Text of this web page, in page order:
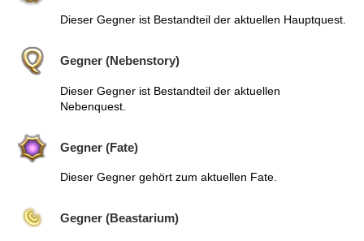
Dieser Gegner ist Bestandteil der aktuellen Hauptquest.
Gegner (Nebenstory)
Dieser Gegner ist Bestandteil der aktuellen
Nebenquest.
Gegner (Fate)
Dieser Gegner gehört zum aktuellen Fate.
Gegner (Beastarium)